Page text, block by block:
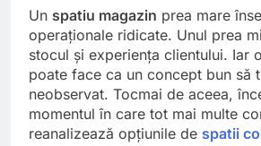
Un spatiu magazin prea mare
operaționale ridicate. Unul prea
stocul și experiența clientului. Iar
poate face ca un concept bun să
neobservat. Tocmai de aceea,
momentul în care tot mai multe
reanalizează opțiunile de spatii